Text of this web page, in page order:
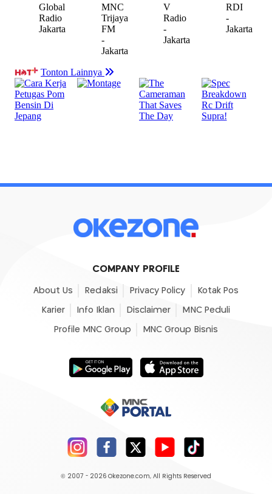
COMPANY PROFILE
About Us Redaksi Privacy Policy Kotak Pos
Karier Info Iklan Disclaimer MNC Peduli
Profile MNC Group MNC Group Bisnis
© 2007 - 2026 Okezone.com, All Rights Reserved